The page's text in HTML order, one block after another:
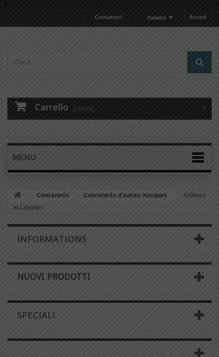
1
Accedi
Italiano
Contattaci
Carrello (vuoto)
MENU
Concentrés Concentrés d'autres marques
Arômes
et Liquides
INFORMATIONS
NUOVI PRODOTTI
SPECIALI